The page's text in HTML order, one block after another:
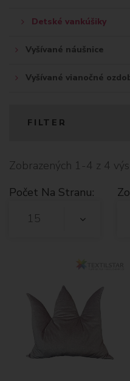
Detské vankúšiky
Vyšívané náušnice
Vyšívané vianočné
FILTER
Zobrazených 1-4 z 4
Počet Na Stranu:
15